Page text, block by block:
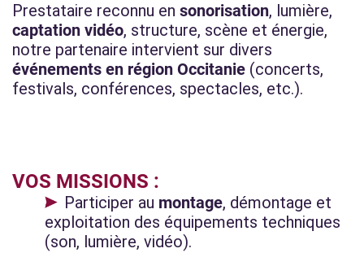
Prestataire reconnu en sonorisation, lumière,
captation vidéo, structure, scène et énergie,
notre partenaire intervient sur divers
événements en région Occitanie (concerts,
festivals, conférences, spectacles, etc.).
VOS MISSIONS :
Participer au montage, démontage et
exploitation des équipements techniques
(son, lumière, vidéo).